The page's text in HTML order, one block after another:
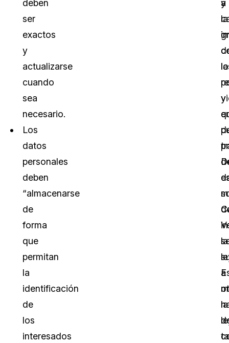
deben
ser
exactos
y
actualizarse
cuando
sea
necesario.
Los
datos
personales
deben
“almacenarse
de
forma
que
permitan
la
identificación
de
los
interesados
a
y
la
la
y
la
a